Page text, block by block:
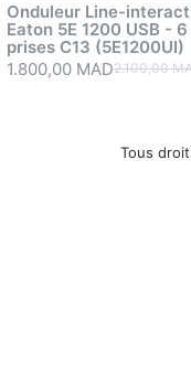
Onduleur Line-
Eaton 5E 1200 USB - 6
prises C13 (5E1200UI)
1.800,00 MAD2.100,00
Tous